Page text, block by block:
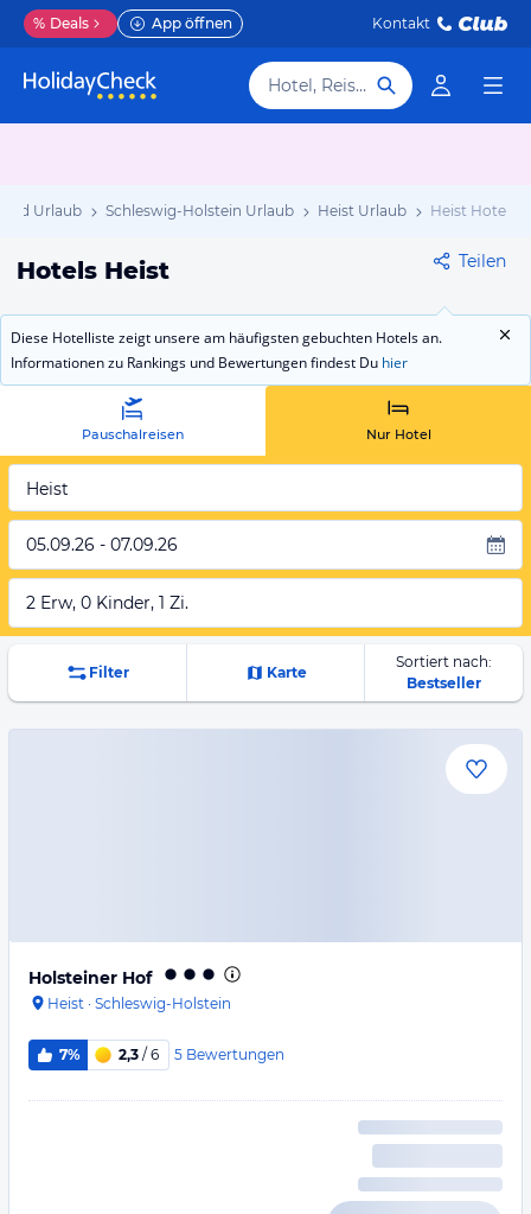
% Deals App öffnen Kontakt
Hotel, Reiseziel
Urlaub Schleswig-Holstein Urlaub Heist Urlaub Heist Hotels
Hotels Heist Teilen
Diese Hotelliste zeigt unsere am häufigsten gebuchten Hotels an.
Informationen zu Rankings und Bewertungen findest Du hier
Pauschalreisen Nur Hotel
Heist
05.09.26 - 07.09.26
2 Erw, 0 Kinder, 1 Zi.
Filter Karte
Sortiert nach:
Bestseller
Holsteiner Hof
Heist · Schleswig-Holstein
7% 2,3 / 6 5 Bewertungen